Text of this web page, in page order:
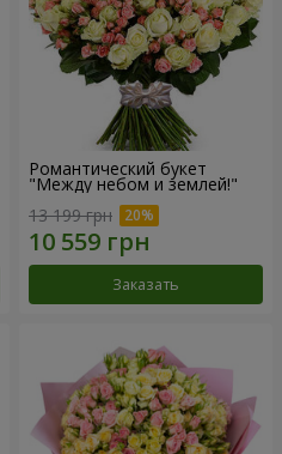
Романтический букет
"Между небом и землей!"
13 199 грн
Заказать